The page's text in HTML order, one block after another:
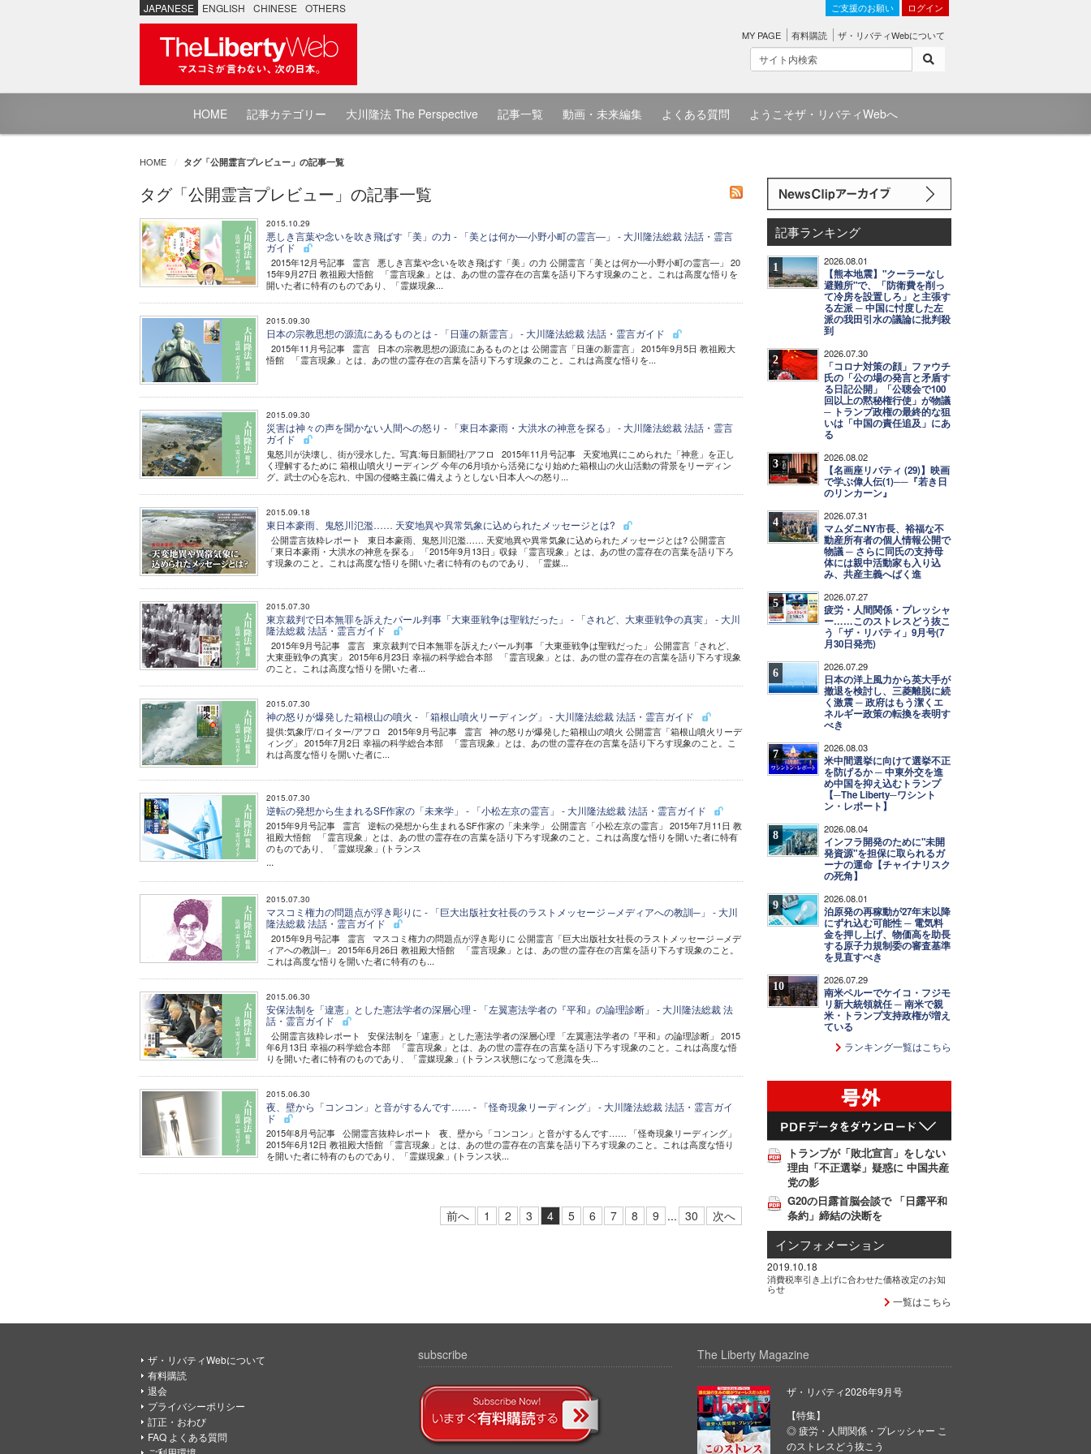
JAPANESE ENGLISH CHINESE OTHERS ご支援のお願い ログイン
MY PAGE 有料購読 ザ・リバティWebについて
HOME 記事カテゴリー 大川隆法 The Perspective 記事一覧 動画・未来編集 よくある質問 ようこそザ・リバティWebへ
HOME タグ「公開霊言プレビュー」の記事一覧
タグ「公開霊言プレビュー」の記事一覧
2015.10.29
悪しき言葉や念いを吹き飛ばす「美」の力 - 「美とは何か―小野小町の霊言―」 - 大川隆法総裁 法話・霊言
ガイド
2015年12月号記事 霊言 悪しき言葉や念いを吹き飛ばす「美」の力 公開霊言「美とは何か―小野小町の霊言―」 20
15年9月27日 教祖殿大悟館 「霊言現象」とは、あの世の霊存在の言葉を語り下ろす現象のこと。これは高度な悟りを
開いた者に特有のものであり、「霊媒現象...
2015.09.30
日本の宗教思想の源流にあるものとは - 「日蓮の新霊言」 - 大川隆法総裁 法話・霊言ガイド
2015年11月号記事 霊言 日本の宗教思想の源流にあるものとは 公開霊言「日蓮の新霊言」 2015年9月5日 教祖殿大
悟館 「霊言現象」とは、あの世の霊存在の言葉を語り下ろす現象のこと。これは高度な悟りを...
2015.09.30
災害は神々の声を聞かない人間への怒り - 「東日本豪雨・大洪水の神意を探る」 - 大川隆法総裁 法話・霊言
ガイド
鬼怒川が決壊し、街が浸水した。写真:毎日新聞社/アフロ 2015年11月号記事 天変地異にこめられた「神意」を正し
く理解するために 箱根山噴火リーディング 今年の6月頃から活発になり始めた箱根山の火山活動の背景をリーディン
グ。武士の心を忘れ、中国の侵略主義に備えようとしない日本人への怒り...
2015.09.18
東日本豪雨、鬼怒川氾濫…… 天変地異や異常気象に込められたメッセージとは?
公開霊言抜粋レポート 東日本豪雨、鬼怒川氾濫…… 天変地異や異常気象に込められたメッセージとは? 公開霊言
「東日本豪雨・大洪水の神意を探る」 「2015年9月13日」収録 「霊言現象」とは、あの世の霊存在の言葉を語り下ろ
す現象のこと。これは高度な悟りを開いた者に特有のものであり、「霊媒...
2015.07.30
東京裁判で日本無罪を訴えたパール判事「大東亜戦争は聖戦だった」 - 「されど、大東亜戦争の真実」 - 大川
隆法総裁 法話・霊言ガイド
2015年9月号記事 霊言 東京裁判で日本無罪を訴えたパール判事 「大東亜戦争は聖戦だった」 公開霊言「されど、
大東亜戦争の真実」 2015年6月23日 幸福の科学総合本部 「霊言現象」とは、あの世の霊存在の言葉を語り下ろす現象
のこと。これは高度な悟りを開いた者...
2015.07.30
神の怒りが爆発した箱根山の噴火 - 「箱根山噴火リーディング」 - 大川隆法総裁 法話・霊言ガイド
提供:気象庁/ロイター/アフロ 2015年9月号記事 霊言 神の怒りが爆発した箱根山の噴火 公開霊言「箱根山噴火リーデ
ィング」 2015年7月2日 幸福の科学総合本部 「霊言現象」とは、あの世の霊存在の言葉を語り下ろす現象のこと。こ
れは高度な悟りを開いた者に...
2015.07.30
逆転の発想から生まれるSF作家の「未来学」 - 「小松左京の霊言」 - 大川隆法総裁 法話・霊言ガイド
2015年9月号記事 霊言 逆転の発想から生まれるSF作家の「未来学」 公開霊言「小松左京の霊言」 2015年7月11日 教
祖殿大悟館 「霊言現象」とは、あの世の霊存在の言葉を語り下ろす現象のこと。これは高度な悟りを開いた者に特有
のものであり、「霊媒現象」(トランス
...
2015.07.30
マスコミ権力の問題点が浮き彫りに - 「巨大出版社女社長のラストメッセージ ─メディアへの教訓─」 - 大川
隆法総裁 法話・霊言ガイド
2015年9月号記事 霊言 マスコミ権力の問題点が浮き彫りに 公開霊言「巨大出版社女社長のラストメッセージ ─メデ
ィアへの教訓─」 2015年6月26日 教祖殿大悟館 「霊言現象」とは、あの世の霊存在の言葉を語り下ろす現象のこと。
これは高度な悟りを開いた者に特有のも...
2015.06.30
安保法制を「違憲」とした憲法学者の深層心理 - 「左翼憲法学者の『平和』の論理診断」 - 大川隆法総裁 法
話・霊言ガイド
公開霊言抜粋レポート 安保法制を「違憲」とした憲法学者の深層心理 「左翼憲法学者の『平和』の論理診断」 2015
年6月13日 幸福の科学総合本部 「霊言現象」とは、あの世の霊存在の言葉を語り下ろす現象のこと。これは高度な悟
りを開いた者に特有のものであり、「霊媒現象」(トランス状態になって意識を失...
2015.06.30
夜、壁から「コンコン」と音がするんです…… - 「怪奇現象リーディング」 - 大川隆法総裁 法話・霊言ガイ
ド
2015年8月号記事 公開霊言抜粋レポート 夜、壁から「コンコン」と音がするんです…… 「怪奇現象リーディング」
2015年6月12日 教祖殿大悟館 「霊言現象」とは、あの世の霊存在の言葉を語り下ろす現象のこと。これは高度な悟り
を開いた者に特有のものであり、「霊媒現象」(トランス状...
前へ 1 2 3 4 5 6 7 8 9 ... 30 次へ
記事ランキング
1 2026.08.01
【熊本地震】"クーラーなし
避難所"で、「防衛費を削っ
て冷房を設置しろ」と主張す
る左派 ─ 中国に忖度した左
派の我田引水の議論に批判殺
到
2 2026.07.30
「コロナ対策の顔」ファウチ
氏の「公の場の発言と矛盾す
る日記公開」「公聴会で100
回以上の黙秘権行使」が物議
─ トランプ政権の最終的な狙
いは「中国の責任追及」にあ
る
3 2026.08.02
【名画座リバティ (29)】映画
で学ぶ偉人伝(1)──『若き日
のリンカーン』
4 2026.07.31
マムダニNY市長、裕福な不
動産所有者の個人情報公開で
物議 ─ さらに同氏の支持母
体には親中活動家も入り込
み、共産主義へばく進
5 2026.07.27
疲労・人間関係・プレッシャ
ー……このストレスどう抜こ
う「ザ・リバティ」9月号(7
月30日発売)
6 2026.07.29
日本の洋上風力から英大手が
撤退を検討し、三菱離脱に続
く激震 ─ 政府はもう潔くエ
ネルギー政策の転換を表明す
べき
7 2026.08.03
米中間選挙に向けて選挙不正
を防げるか ─ 中東外交を進
め中国を抑え込むトランプ
【─The Liberty─ワシント
ン・レポート】
8 2026.08.04
インフラ開発のために"未開
発資源"を担保に取られるガ
ーナの運命【チャイナリスク
の死角】
9 2026.08.01
泊原発の再稼動が27年末以降
にずれ込む可能性 ─ 電気料
金を押し上げ、物価高を助長
する原子力規制委の審査基準
を見直すべき
10 2026.07.29
南米ペルーでケイコ・フジモ
リ新大統領就任 ─ 南米で親
米・トランプ支持政権が増え
ている
ランキング一覧はこちら
トランプが「敗北宣言」をしない
理由「不正選挙」疑惑に 中国共産
党の影
G20の日露首脳会談で 「日露平和
条約」締結の決断を
インフォメーション
2019.10.18
消費税率引き上げに合わせた価格改定のお知
らせ
一覧はこちら
ザ・リバティWebについて
有料購読
退会
プライバシーポリシー
訂正・おわび
FAQ よくある質問
subscribe The Liberty Magazine
ザ・リバティ2026年9月号
【特集】
◎ 疲労・人間関係・プレッシャー こ
のストレスどう抜こう